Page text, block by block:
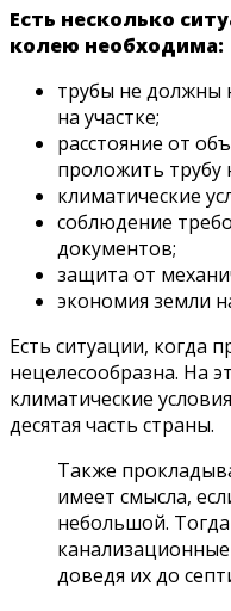
Есть несколько
колею необходима:
трубы не должны
на участке;
расстояние от
проложить трубу
климатические
соблюдение
документов;
защита от
экономия земли
Есть ситуации, когда
нецелесообразна. На
климатические
десятая часть страны.
Также
имеет смысла,
небольшой.
канализационные
доведя их до